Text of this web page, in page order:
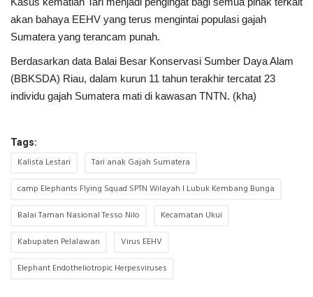
akan bahaya EEHV yang terus mengintai populasi gajah
Sumatera yang terancam punah.
Berdasarkan data Balai Besar Konservasi Sumber Daya Alam
(BBKSDA) Riau, dalam kurun 11 tahun terakhir tercatat 23
individu gajah Sumatera mati di kawasan TNTN. (kha)
Tags:
Kalista Lestari
Tari anak Gajah Sumatera
camp Elephants Flying Squad SPTN Wilayah I Lubuk Kembang Bunga
Balai Taman Nasional Tesso Nilo
Kecamatan Ukui
Kabupaten Pelalawan
Virus EEHV
Elephant Endotheliotropic Herpesviruses